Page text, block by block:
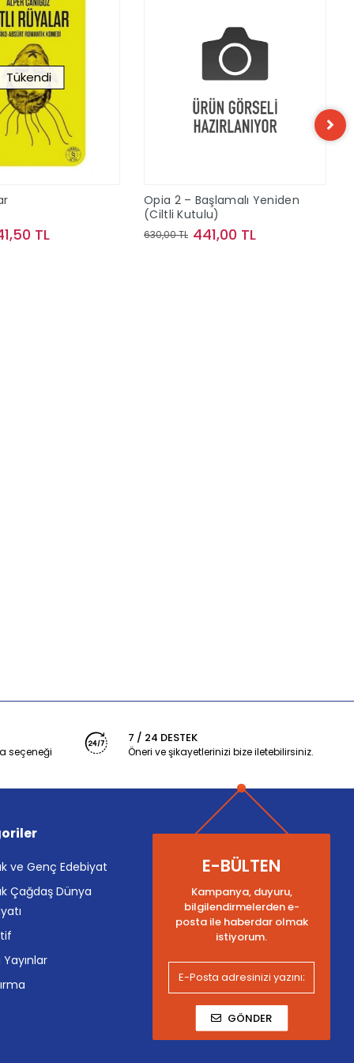
Tükendi
TL
Opia 2 – Başlamalı Yeniden
(Ciltli Kutulu)
630,00 TL 441,00 TL
seçeneği
7 / 24 DESTEK
Öneri ve şikayetlerinizi bize iletebilirsiniz.
ve Genç Edebiyat
Çağdaş Dünya
Yayınlar
E-BÜLTEN
Kampanya, duyuru,
bilgilendirmelerden e-
posta ile haberdar olmak
istiyorum.
GÖNDER